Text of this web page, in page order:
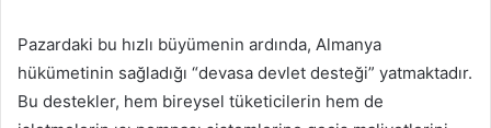
Pazardaki bu hızlı büyümenin ardında, Almanya
hükümetinin sağladığı “devasa devlet desteği” yatmaktadır.
Bu destekler, hem bireysel tüketicilerin hem de